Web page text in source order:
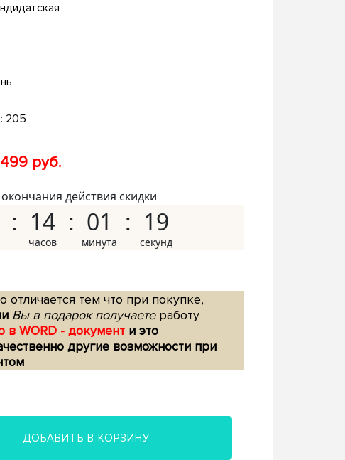
205
499 руб.
действия скидки
14 01 18
отличается тем что при покупке,
Вы в подарок получаетеработу
в WORD - документ и это
другие возможности при
ДОБАВИТЬ В КОРЗИНУ